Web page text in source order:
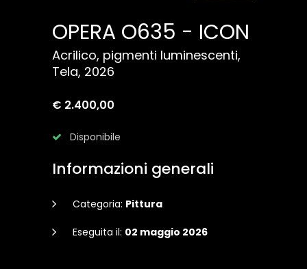
OPERA O635 - ICON
Acrilico, pigmenti luminescenti,
Tela, 2026
€ 2.400,00
Disponibile
Informazioni generali
Categoria: Pittura
Eseguita il: 02 maggio 2026